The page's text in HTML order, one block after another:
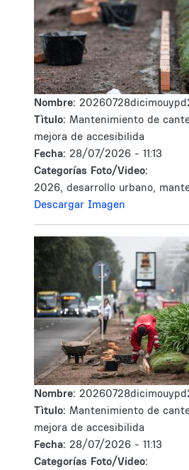
Nombre:
Tìtulo: Mantenimiento de
mejora de accesibilida
Fecha: 28/07/2026 - 11:13
Categorías Foto/Video:
2026, desarrollo urbano,
Descargar Imagen
Nombre:
Tìtulo: Mantenimiento de
mejora de accesibilida
Fecha: 28/07/2026 - 11:13
Categorías Foto/Video: